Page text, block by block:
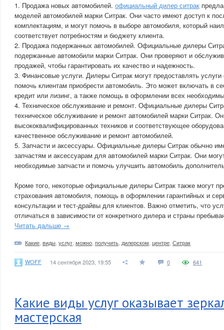
1. Продажа новых автомобилей. официальный дилер ситрак
моделей автомобилей марки Ситрак. Они часто имеют доступ к
комплектациям, и могут помочь в выборе автомобиля, который
соответствует потребностям и бюджету клиента.
2. Продажа подержанных автомобилей. Официальные дилеры
подержанные автомобили марки Ситрак. Они проверяют и
продажей, чтобы гарантировать их качество и надежность.
3. Финансовые услуги. Дилеры Ситрак могут предоставлять
помочь клиентам приобрести автомобиль. Это может включать в
кредит или лизинг, а также помощь в оформлении всех
4. Техническое обслуживание и ремонт. Официальные дилеры
техническое обслуживание и ремонт автомобилей марки Ситрак.
высококвалифицированных техников и соответствующее
качественное обслуживание и ремонт автомобилей.
5. Запчасти и аксессуары. Официальные дилеры Ситрак обычно
запчастям и аксессуарам для автомобилей марки Ситрак. Они
необходимые запчасти и помочь улучшить автомобиль
Кроме того, некоторые официальные дилеры Ситрак также могут
страхования автомобиля, помощь в оформлении гарантийных и
консультации и тест-драйвы для клиентов. Важно отметить, что
отличаться в зависимости от конкретного дилера и страны
Читать дальше →
Какие виды услуг можно получить дилерском центре Ситрак
WOFF 14 сентября 2023, 19:55 0 641
Какие виды услуг оказывает
мастерская